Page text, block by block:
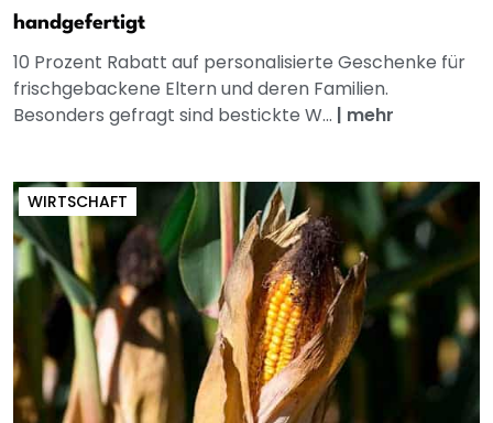
handgefertigt
10 Prozent Rabatt auf personalisierte Geschenke für
frischgebackene Eltern und deren Familien.
Besonders gefragt sind bestickte W... | mehr
WIRTSCHAFT